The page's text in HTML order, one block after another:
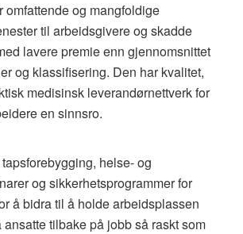
omfattende og mangfoldige
til arbeidsgivere og skadde
lavere premie enn gjennomsnittet
og klassifisering. Den har kvalitet,
medisinsk leverandørnettverk for
en sinnsro.
helse- og
og sikkerhetsprogrammer for
å bidra til å holde arbeidsplassen
ansatte tilbake på jobb så raskt som